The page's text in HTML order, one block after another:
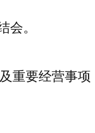
。
重要经营事项